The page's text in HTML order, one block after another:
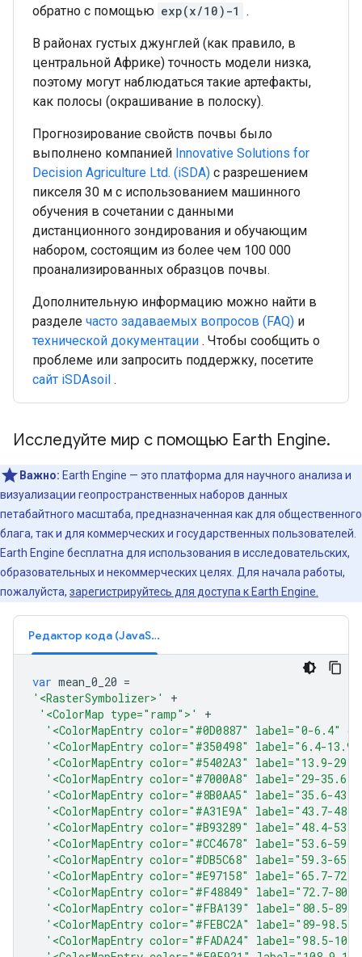
обратно с помощью exp(x/10)-1 .
В районах густых джунглей (как правило, в
центральной Африке) точность модели низка,
поэтому могут наблюдаться такие артефакты,
как полосы (окрашивание в полоску).
Прогнозирование свойств почвы было
выполнено компанией Innovative Solutions for
Decision Agriculture Ltd. (iSDA) с разрешением
пикселя 30 м с использованием машинного
обучения в сочетании с данными
дистанционного зондирования и обучающим
набором, состоящим из более чем 100 000
проанализированных образцов почвы.
Дополнительную информацию можно найти в
разделе часто задаваемых вопросов (FAQ) и
технической документации . Чтобы сообщить о
проблеме или запросить поддержку, посетите
сайт iSDAsoil .
Исследуйте мир с помощью Earth Engine.
Важно: Earth Engine — это платформа для научного анализа и
визуализации геопространственных наборов данных
петабайтного масштаба, предназначенная как для общественного
блага, так и для коммерческих и государственных пользователей.
Earth Engine бесплатна для использования в исследовательских,
образовательных и некоммерческих целях. Для начала работы,
пожалуйста, зарегистрируйтесь для доступа к Earth Engine.
Редактор кода (JavaScript)
var mean_0_20 =
'<RasterSymbolizer>'
+
'<ColorMap type="ramp">'
+
'<ColorMapEntry color="#0D0887" label="0-6.4"
'<ColorMapEntry color="#350498" label="6.4-
'<ColorMapEntry color="#5402A3" label="13.9-
'<ColorMapEntry color="#7000A8" label="29-
'<ColorMapEntry color="#8B0AA5" label="35.6-
'<ColorMapEntry color="#A31E9A" label="43.7-
'<ColorMapEntry color="#B93289" label="48.4-
'<ColorMapEntry color="#CC4678" label="53.6-
'<ColorMapEntry color="#DB5C68" label="59.3-
'<ColorMapEntry color="#E97158" label="65.7-
'<ColorMapEntry color="#F48849" label="72.7-
'<ColorMapEntry color="#FBA139" label="80.5-
'<ColorMapEntry color="#FEBC2A" label="89-
'<ColorMapEntry color="#FADA24" label="98.5-